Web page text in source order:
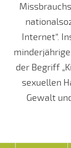
Internet“.
der Begriff
sexuellen
Gewalt